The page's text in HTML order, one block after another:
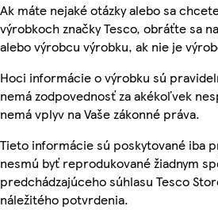
Ak máte nejaké otázky alebo sa
výrobkoch značky Tesco, obráťte sa
alebo výrobcu výrobku, ak nie je
Hoci informácie o výrobku sú
nemá zodpovednosť za akékoľvek
nemá vplyv na Vaše zákonné práva.
Tieto informácie sú poskytované iba
nesmú byť reprodukované žiadnym
predchádzajúceho súhlasu Tesco
náležitého potvrdenia.